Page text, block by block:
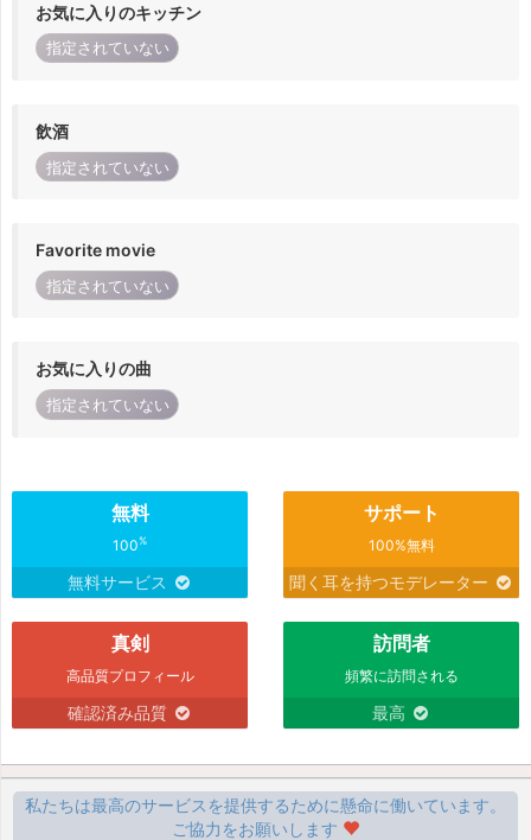
お気に入りのキッチン
指定されていない
飲酒
指定されていない
Favorite movie
指定されていない
お気に入りの曲
指定されていない
無料
100%
無料サービス
サポート
100%無料
聞く耳を持つモデレーター
真剣
高品質プロフィール
確認済み品質
訪問者
頻繁に訪問される
最高
私たちは最高のサービスを提供するために懸命に働いています。
ご協力をお願いします